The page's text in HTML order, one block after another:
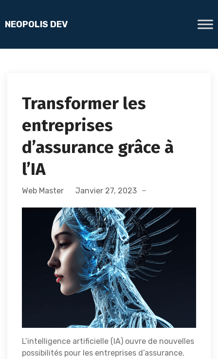
Transformer les
entreprises
d’assurance grâce à
l’IA
Web Master Janvier 27, 2023
L’intelligence artificielle (IA) ouvre de nouvelles
possibilités pour les entreprises d’assurance.